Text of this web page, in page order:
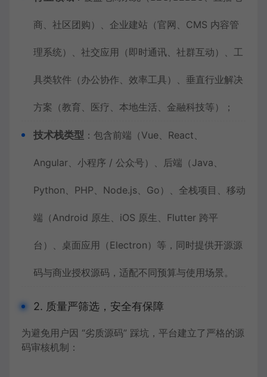
商、社区团购）、企业建站（官网、CMS 内容管
理系统）、社交应用（即时通讯、社群互动）、工
具类软件（办公协作、效率工具）、垂直行业解决
方案（教育、医疗、本地生活、金融科技等）；
技术栈类型 ：包含前端（Vue、React、
Angular、小程序 / 公众号）、后端（Java、
Python、PHP、Node.js、Go）、全栈项目、移动
端（Android 原生、iOS 原生、Flutter 跨平
台）、桌面应用（Electron）等，同时提供开源源
码与商业授权源码，适配不同预算与使用场景。
2. 质量严筛选，安全有保障
为避免用户因 “劣质源码” 踩坑，平台建立了严格的源
码审核机制：